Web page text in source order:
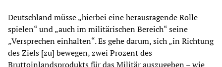
Deutschland müsse „hierbei eine herausragende Rolle
spielen“ und „auch im militärischen Bereich“ seine
„Versprechen einhalten“. Es gehe darum, sich „in Richtung
des Ziels [zu] bewegen, zwei Prozent des
Bruttoinlandsprodukts für das Militär auszugeben – wie